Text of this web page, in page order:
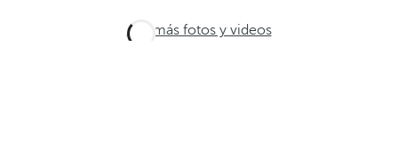
Ver más fotos y videos